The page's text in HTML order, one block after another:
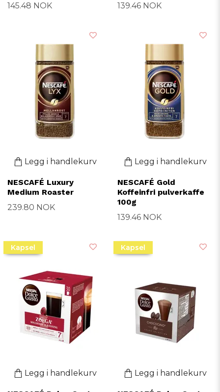
145.48 NOK
139.46 NOK
Legg i handlekurv
NESCAFÉ Luxury
Medium Roaster
239.80 NOK
Legg i handlekurv
NESCAFÉ Gold
Koffeinfri pulverkaffe
100g
139.46 NOK
Kapsel
Legg i handlekurv
Kapsel
Legg i handlekurv